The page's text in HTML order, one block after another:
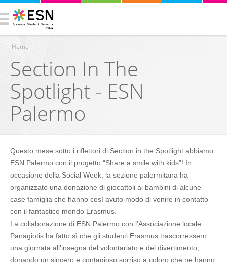
You are here
Home
Section In The
Spotlight - ESN
Palermo
Questo mese sotto i riflettori di Section in the Spotlight abbiamo
ESN Palermo con il progetto “Share a smile with kids”! In
occasione della Social Week, la sezione palermitana ha
organizzato una donazione di giocattoli ai bambini di alcune
case famiglia che hanno così avuto modo di venire in contatto
con il fantastico mondo Erasmus.
La collaborazione di ESN Palermo con l’Associazione locale
Panagiotis ha fatto sì che gli studenti Erasmus trascorressero
una giornata all’insegna del volontariato e del divertimento,
donando un sincero e contagioso sorriso a coloro che ne hanno